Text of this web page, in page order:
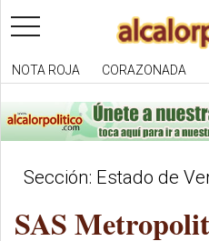
toggle
navigation
NOTA ROJA CORAZONADA
Sección: Estado de
SAS